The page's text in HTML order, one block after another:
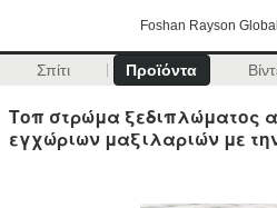
Foshan Rayson
Σπίτι Προϊόντα
Τοπ στρώμα ξεδιπλώματος
εγχώριων μαξιλαριών με